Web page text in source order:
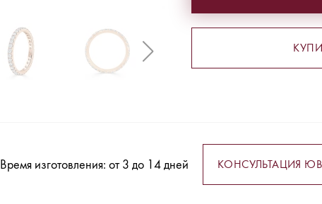
Время изготовления: от 3 до 14 дней КОНСУЛЬТАЦИЯ